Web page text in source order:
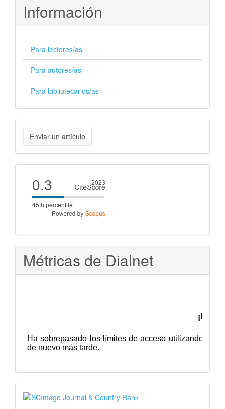
Información
Para lectores/as
Para autores/as
Para bibliotecarios/as
Enviar
un
artículo
Enviar un artículo
Cite
score
Métricas de Dialnet
SJR